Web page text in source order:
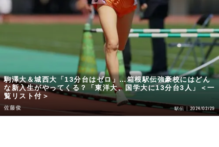
駒澤大＆城西大「13分台はゼロ」…箱根駅伝強豪校にはどん
な新入生がやってくる？「東洋大、国学大に13分台3人」＜一
覧リスト付＞
佐藤俊 駅伝 2024/02/29